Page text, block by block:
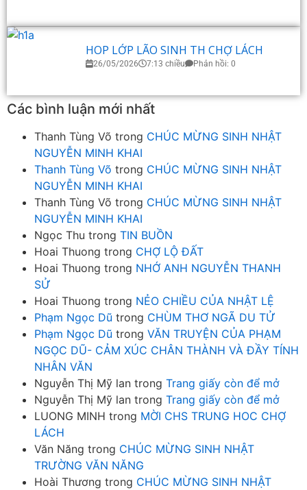
HOP LỚP LÃO SINH TH CHỢ LÁCH
26/05/2026 7:13 chiều Phản hồi: 0
Các bình luận mới nhất
Thanh Tùng Võ trong CHÚC MỪNG SINH NHẬT
NGUYỄN MINH KHAI
Thanh Tùng Võ trong CHÚC MỪNG SINH NHẬT
NGUYỄN MINH KHAI
Thanh Tùng Võ trong CHÚC MỪNG SINH NHẬT
NGUYỄN MINH KHAI
Ngọc Thu trong TIN BUỒN
Hoai Thuong trong CHỢ LỘ ĐẤT
Hoai Thuong trong NHỚ ANH NGUYỄN THANH
SỬ
Hoai Thuong trong NẺO CHIỀU CỦA NHẬT LỆ
Phạm Ngọc Dũ trong CHÙM THƠ NGÃ DU TỬ
Phạm Ngọc Dũ trong VĂN TRUYỆN CỦA PHẠM
NGỌC DŨ- CẢM XÚC CHÂN THÀNH VÀ ĐẦY TÍNH
NHÂN VĂN
Nguyễn Thị Mỹ lan trong Trang giấy còn để mở
Nguyễn Thị Mỹ lan trong Trang giấy còn để mở
LUONG MINH trong MỜI CHS TRUNG HOC CHỢ
LÁCH
Văn Năng trong CHÚC MỪNG SINH NHẬT
TRƯỜNG VĂN NĂNG
Hoài Thương trong CHÚC MỪNG SINH NHẬT